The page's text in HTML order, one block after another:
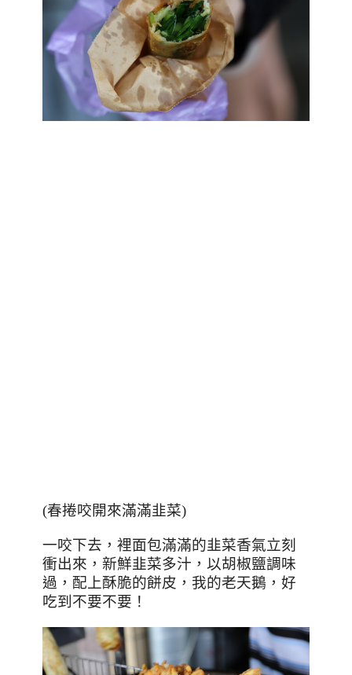
(春捲咬開來滿滿韭菜)
一咬下去，裡面包滿滿的韭菜香氣立刻
衝出來，新鮮韭菜多汁，以胡椒鹽調味
過，配上酥脆的餅皮，我的老天鵝，好
吃到不要不要！